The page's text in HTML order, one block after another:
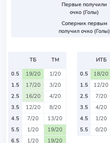
Первые получили
очко (Голы)
Соперник первым
получил очко (Голы)
ТБ
ТМ
0.5
19/20
1/20
1.5
17/20
3/20
2.5
16/20
4/20
3.5
12/20
8/20
4.5
7/20
13/20
5.5
1/20
19/20
6.5
1/20
19/20
ИТБ
0.5
18/20
1.5
12/20
2.5
7/20
3.5
4/20
4.5
1/20
5.5
0/20